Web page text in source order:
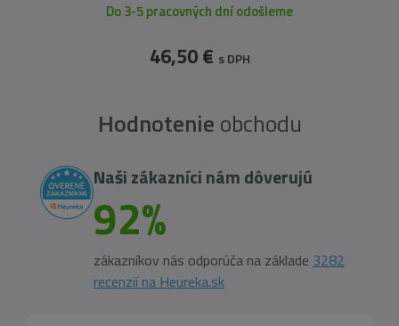
Do 3-5 pracovných dní odošleme
46,50 € s DPH
Hodnotenie obchodu
Naši zákazníci nám dôverujú
92%
zákazníkov nás odporúča na základe 3282
recenzií na Heureka.sk